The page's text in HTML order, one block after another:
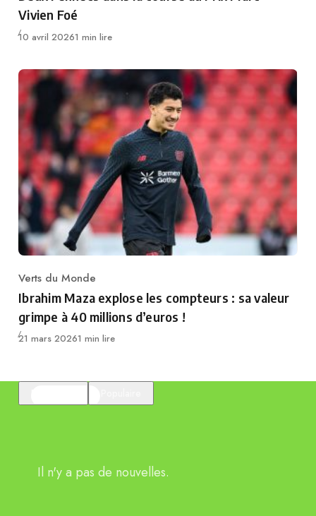
Vivien Foé
Publié
10 avril 20261 min lire
Category
Verts du Monde
Ibrahim Maza explose les compteurs : sa valeur
grimpe à 40 millions d’euros !
Publié
21 mars 20261 min lire
Il n'y a pas de nouvelles.